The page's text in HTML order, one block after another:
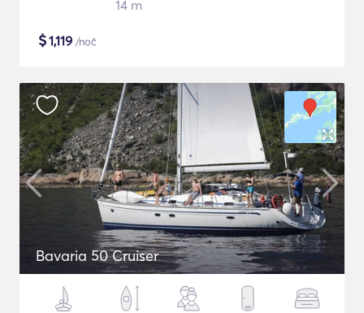
14 m
$1,119 /noč
Bavaria 50 Cruiser